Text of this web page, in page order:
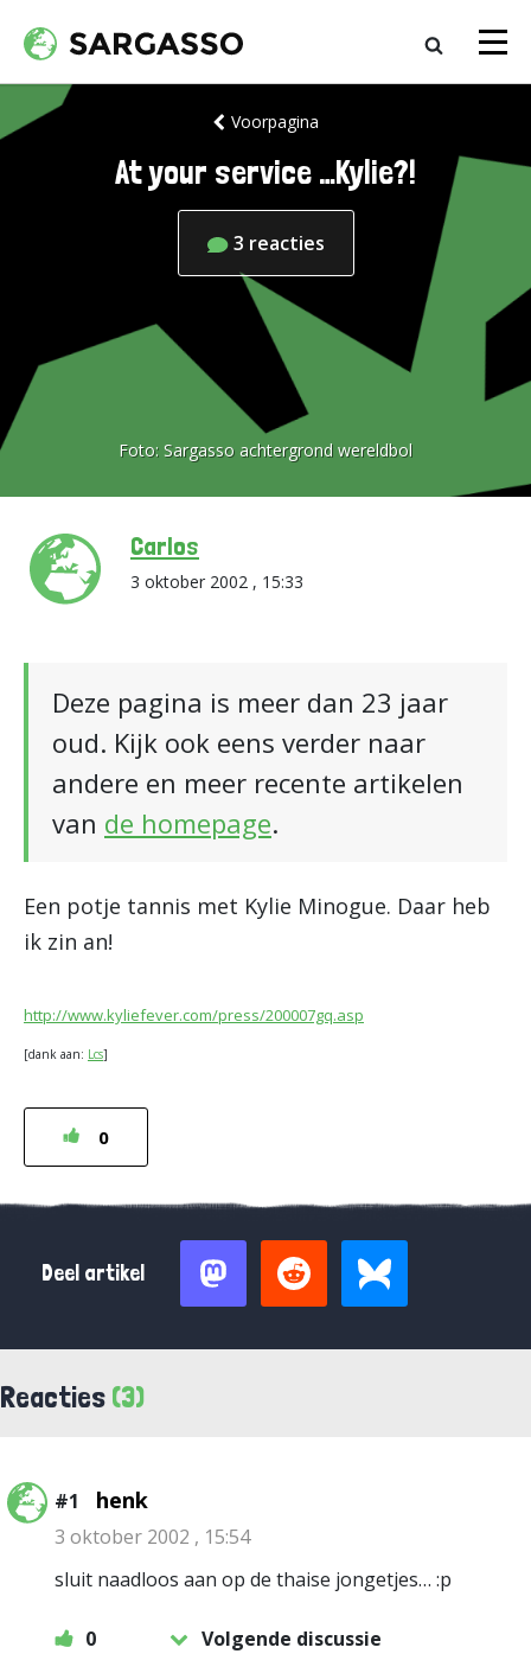
Voorpagina
At your service …Kylie?!
3 reacties
Foto: Sargasso achtergrond wereldbol
Carlos
3 oktober 2002 , 15:33
Deze pagina is meer dan 23 jaar
oud. Kijk ook eens verder naar
andere en meer recente artikelen
van de homepage.
Een potje tannis met Kylie Minogue. Daar heb
ik zin an!
http://www.kyliefever.com/press/200007gq.asp
[dank aan: Lcs]
0
Deel artikel
Reacties (3)
#1 henk
3 oktober 2002 , 15:54
sluit naadloos aan op de thaise jongetjes… :p
0 Volgende discussie